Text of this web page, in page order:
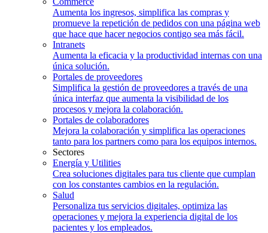
Aumenta los ingresos, simplifica las compras y
promueve la repetición de pedidos con una página web
que hace que hacer negocios contigo sea más fácil.
Intranets
Aumenta la eficacia y la productividad internas con una
única solución.
Portales de proveedores
Simplifica la gestión de proveedores a través de una
única interfaz que aumenta la visibilidad de los
procesos y mejora la colaboración.
Portales de colaboradores
Mejora la colaboración y simplifica las operaciones
tanto para los partners como para los equipos internos.
Sectores
Energía y Utilities
Crea soluciones digitales para tus cliente que cumplan
con los constantes cambios en la regulación.
Salud
Personaliza tus servicios digitales, optimiza las
operaciones y mejora la experiencia digital de los
pacientes y los empleados.